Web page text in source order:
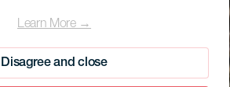
Learn More →
Disagree and close